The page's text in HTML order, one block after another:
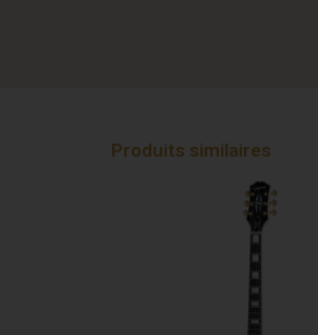
Produits similaires